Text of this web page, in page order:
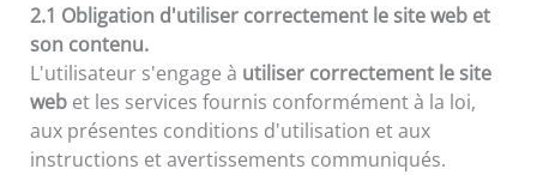
2.1 Obligation d'utiliser correctement le site web et
son contenu.
L'utilisateur s'engage à utiliser correctement le site
web et les services fournis conformément à la loi,
aux présentes conditions d'utilisation et aux
instructions et avertissements communiqués.